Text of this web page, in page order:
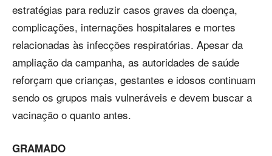
estratégias para reduzir casos graves da doença,
complicações, internações hospitalares e mortes
relacionadas às infecções respiratórias. Apesar da
ampliação da campanha, as autoridades de saúde
reforçam que crianças, gestantes e idosos continuam
sendo os grupos mais vulneráveis e devem buscar a
vacinação o quanto antes.
GRAMADO